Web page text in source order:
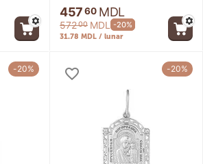
45760 MDL
57200 MDL -20%
31.78 MDL / lunar
-20% -20%